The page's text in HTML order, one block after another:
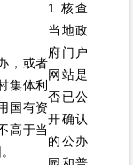
，或者
集体利
国有资
高于当
1.核查
当地政
府门户
网站是
否已公
开确认
的公办